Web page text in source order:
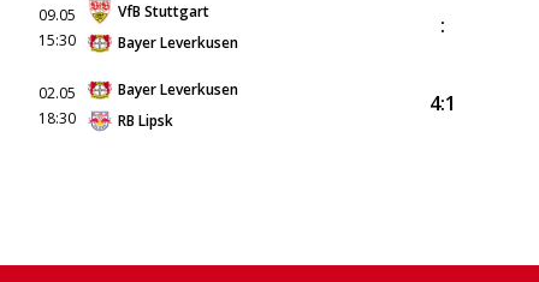
09.05
15:30
VfB Stuttgart
Bayer Leverkusen
:
02.05
18:30
Bayer Leverkusen
RB Lipsk
4:1